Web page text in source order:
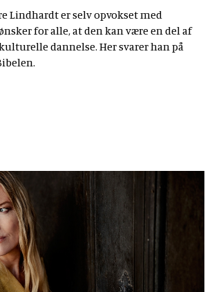
Lindhardt er selv opvokset med
for alle, at den kan være en del af
dannelse. Her svarer han på